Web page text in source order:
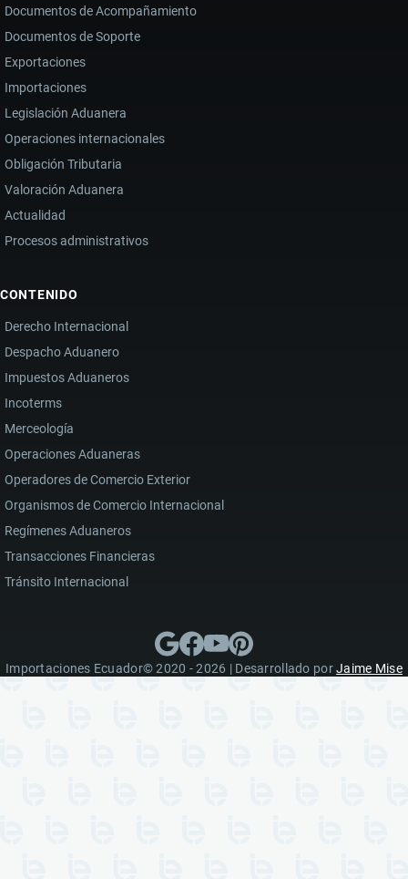
Y
TRANSFORMACIÓN
DIGITAL
Documentos de Acompañamiento
Documentos de Soporte
Exportaciones
Importaciones
Legislación Aduanera
Operaciones internacionales
Obligación Tributaria
Valoración Aduanera
Actualidad
Procesos administrativos
CONTENIDO
Derecho Internacional
Despacho Aduanero
Impuestos Aduaneros
Incoterms
Merceología
Operaciones Aduaneras
Operadores de Comercio Exterior
Organismos de Comercio Internacional
Regímenes Aduaneros
Transacciones Financieras
Tránsito Internacional
Importaciones Ecuador© 2020 - 2026 | Desarrollado porJaime Mise